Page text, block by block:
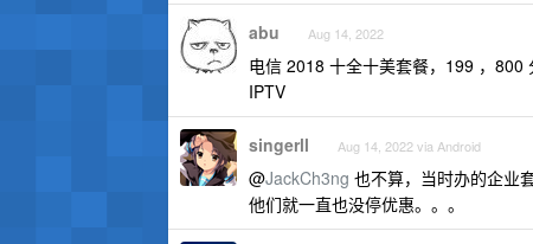
abu Aug 14, 2022
电信 2018 十全十美套餐，199 ，
IPTV
singerll Aug 14, 2022 via Android
@JackCh3ng 也不算，当时办的企业
他们就一直也没停优惠。。。